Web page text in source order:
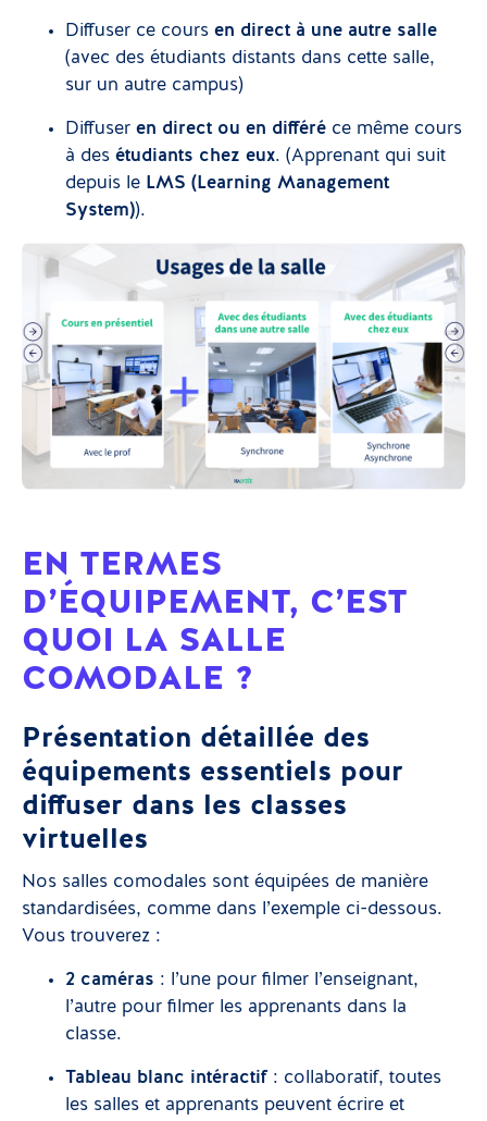
Diffuser ce cours en direct à une autre salle
(avec des étudiants distants dans cette salle,
sur un autre campus)
Diffuser en direct ou en différé ce même cours
à des étudiants chez eux. (Apprenant qui suit
depuis le LMS (Learning Management
System)).
EN TERMES
D’ÉQUIPEMENT, C’EST
QUOI LA SALLE
COMODALE ?
Présentation détaillée des
équipements essentiels pour
diffuser dans les classes
virtuelles
Nos salles comodales sont équipées de manière
standardisées, comme dans l’exemple ci-dessous.
Vous trouverez :
2 caméras : l’une pour filmer l’enseignant,
l’autre pour filmer les apprenants dans la
classe.
Tableau blanc intéractif : collaboratif, toutes
les salles et apprenants peuvent écrire et